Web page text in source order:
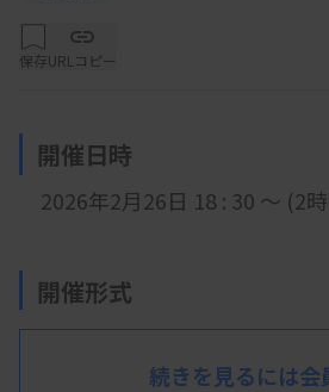
保存URLコピー
開催日時
2026年2月26日 18 : 30 ～ (2
開催形式
LIVE配信
続きを見るには会